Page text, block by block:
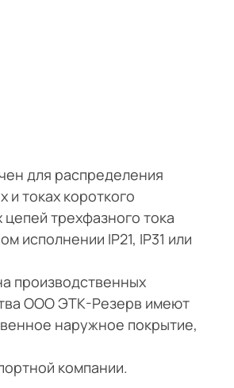
для распределения
и токах короткого
трехфазного тока
исполнении IP21, IP31 или
производственных
ООО ЭТК-Резерв имеют
наружное покрытие,
компании.